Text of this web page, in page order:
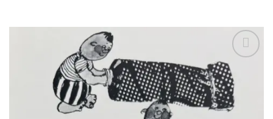
som
favorit